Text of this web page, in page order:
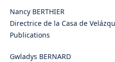
Nancy BERTHIER
Directrice de la Casa de
Publications
Gwladys BERNARD